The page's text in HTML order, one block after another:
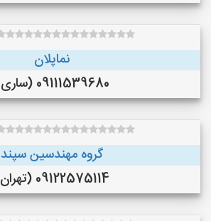
نماپلان
09111539680 (ساری)
گروه مهندسین سپند
09122575114 (تهران)